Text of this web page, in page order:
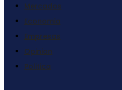
Mercados
Economia
Empresas
Opinion
Politica